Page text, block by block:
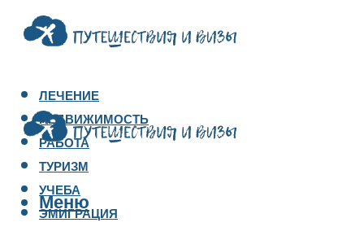
ЛЕЧЕНИЕ
НЕДВИЖИМОСТЬ
РАБОТА
ТУРИЗМ
УЧЕБА
ЭМИГРАЦИЯ
Меню